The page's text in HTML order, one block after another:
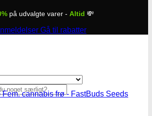
på udvalgte varer - Altid 💸
Gå til rabatter